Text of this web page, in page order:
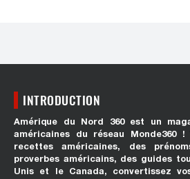
INTRODUCTION
Amérique du Nord 360 est un
américaines du réseau Monde360
recettes américaines, des
proverbes américains, des guides
Unis et le Canada, convertissez